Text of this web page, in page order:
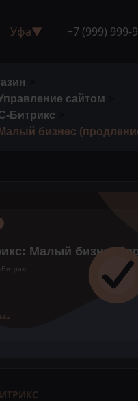
Уфа▼ +7 (999) 999-
сайтом
Битрикс
бизнес